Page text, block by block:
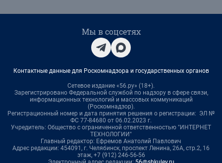
Мы в соцсетях
Контактные данные для Роскомнадзора и государственных органов
Сетевое издание «56.ру» (18+).
Зарегистрировано Федеральной службой по надзору в сфере связи,
информационных технологий и массовых коммуникаций
(Роскомнадзор).
Регистрационный номер и дата принятия решения о регистрации: ЭЛ №
ФС 77-84680 от 06.02.2023 г.
Учредитель: Общество с ограниченной ответственностью "ИНТЕРНЕТ
ТЕХНОЛОГИИ"
Главный редактор: Ефремов Анатолий Павлович
Адрес редакции: 454091, г. Челябинск, проспект Ленина, 26А, стр.2, 16
этаж, +7 (912) 246-56-56